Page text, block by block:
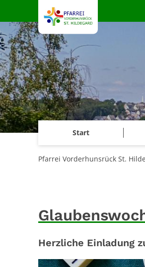
Zum Inhalt springen
Start
Pfarrei Vorderhunsrück St.
Herzliche Einladung